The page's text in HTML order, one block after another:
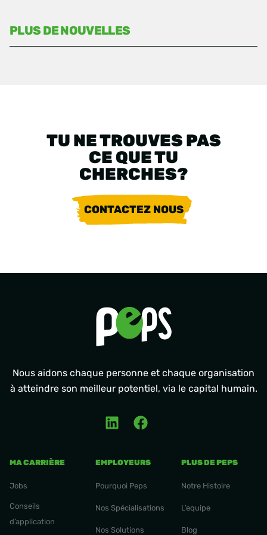
PLUS DE NOUVELLES
TU NE TROUVES PAS
CE QUE TU
CHERCHES?
CONTACTEZ NOUS
Nous aidons chaque personne et chaque organisation
à atteindre son meilleur potentiel, via le capital humain.
MA CARRIÈRE
Jobs
Conseils
d’application
EMPLOYEURS
Pourquoi Peps
Nos Spécialisations
Nos Solutions
PLUS DE PEPS
Notre Histoire
L’equipe
Blog